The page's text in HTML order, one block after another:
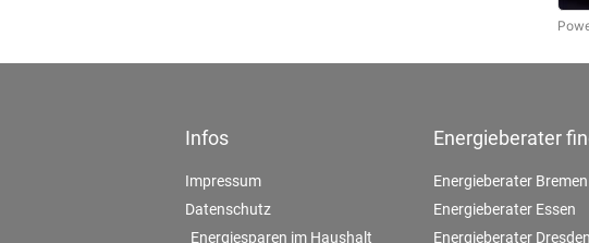
Infos
Impressum
Datenschutz
Energiesparen im Haushalt
Energieberater
Energieberater Bremen
Energieberater Essen
Energieberater Dresden